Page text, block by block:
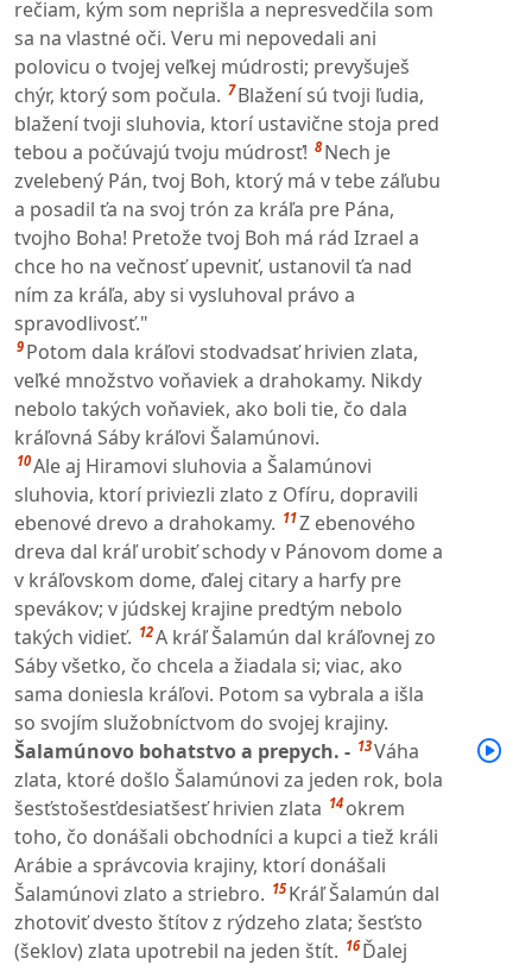
rečiam, kým som neprišla a nepresvedčila som
sa na vlastné oči. Veru mi nepovedali ani
polovicu o tvojej veľkej múdrosti; prevyšuješ
chýr, ktorý som počula. 7 Blažení sú tvoji ľudia,
blažení tvoji sluhovia, ktorí ustavične stoja pred
tebou a počúvajú tvoju múdrosť! 8 Nech je
zvelebený Pán, tvoj Boh, ktorý má v tebe záľubu
a posadil ťa na svoj trón za kráľa pre Pána,
tvojho Boha! Pretože tvoj Boh má rád Izrael a
chce ho na večnosť upevniť, ustanovil ťa nad
ním za kráľa, aby si vysluhoval právo a
spravodlivosť."
9 Potom dala kráľovi stodvadsať hrivien zlata,
veľké množstvo voňaviek a drahokamy. Nikdy
nebolo takých voňaviek, ako boli tie, čo dala
kráľovná Sáby kráľovi Šalamúnovi.
10Ale aj Hiramovi sluhovia a Šalamúnovi
sluhovia, ktorí priviezli zlato z Ofíru, dopravili
ebenové drevo a drahokamy. 11Z ebenového
dreva dal kráľ urobiť schody v Pánovom dome a
v kráľovskom dome, ďalej citary a harfy pre
spevákov; v júdskej krajine predtým nebolo
takých vidieť. 12A kráľ Šalamún dal kráľovnej zo
Sáby všetko, čo chcela a žiadala si; viac, ako
sama doniesla kráľovi. Potom sa vybrala a išla
so svojím služobníctvom do svojej krajiny.
Šalamúnovo bohatstvo a prepych. - 13Váha
zlata, ktoré došlo Šalamúnovi za jeden rok, bola
šesťstošesťdesiatšesť hrivien zlata 14 okrem
toho, čo donášali obchodníci a kupci a tiež králi
Arábie a správcovia krajiny, ktorí donášali
Šalamúnovi zlato a striebro. 15 Kráľ Šalamún dal
zhotoviť dvesto štítov z rýdzeho zlata; šesťsto
(šeklov) zlata upotrebil na jeden štít. 16 Ďalej